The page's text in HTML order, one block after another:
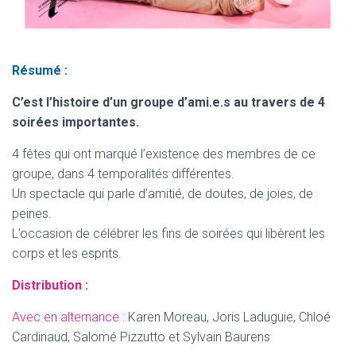
Résumé :
C’est l’histoire d’un groupe d’ami.e.s au travers de 4
soirées importantes.
4 fêtes qui ont marqué l’existence des membres de ce
groupe, dans 4 temporalités différentes.
Un spectacle qui parle d’amitié, de doutes, de joies, de
peines.
L’occasion de célébrer les fins de soirées qui libèrent les
corps et les esprits.
Distribution :
Avec en alternance : Karen Moreau, Joris Laduguie, Chloé
Cardinaud, Salomé Pizzutto et Sylvain Baurens